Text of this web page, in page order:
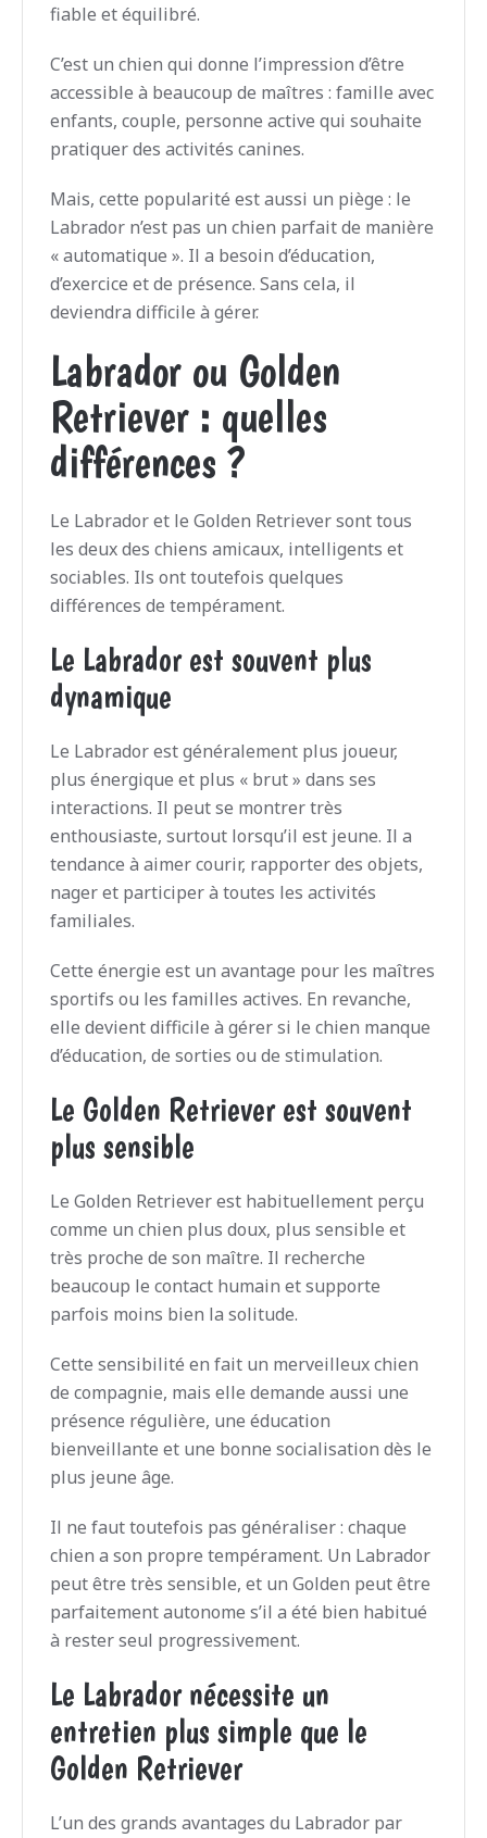
fiable et équilibré.
C’est un chien qui donne l’impression d’être
accessible à beaucoup de maîtres : famille avec
enfants, couple, personne active qui souhaite
pratiquer des activités canines.
Mais, cette popularité est aussi un piège : le
Labrador n’est pas un chien parfait de manière
« automatique ». Il a besoin d’éducation,
d’exercice et de présence. Sans cela, il
deviendra difficile à gérer.
Labrador ou Golden
Retriever : quelles
différences ?
Le Labrador et le Golden Retriever sont tous
les deux des chiens amicaux, intelligents et
sociables. Ils ont toutefois quelques
différences de tempérament.
Le Labrador est souvent plus
dynamique
Le Labrador est généralement plus joueur,
plus énergique et plus « brut » dans ses
interactions. Il peut se montrer très
enthousiaste, surtout lorsqu’il est jeune. Il a
tendance à aimer courir, rapporter des objets,
nager et participer à toutes les activités
familiales.
Cette énergie est un avantage pour les maîtres
sportifs ou les familles actives. En revanche,
elle devient difficile à gérer si le chien manque
d’éducation, de sorties ou de stimulation.
Le Golden Retriever est souvent
plus sensible
Le Golden Retriever est habituellement perçu
comme un chien plus doux, plus sensible et
très proche de son maître. Il recherche
beaucoup le contact humain et supporte
parfois moins bien la solitude.
Cette sensibilité en fait un merveilleux chien
de compagnie, mais elle demande aussi une
présence régulière, une éducation
bienveillante et une bonne socialisation dès le
plus jeune âge.
Il ne faut toutefois pas généraliser : chaque
chien a son propre tempérament. Un Labrador
peut être très sensible, et un Golden peut être
parfaitement autonome s’il a été bien habitué
à rester seul progressivement.
Le Labrador nécessite un
entretien plus simple que le
Golden Retriever
L’un des grands avantages du Labrador par